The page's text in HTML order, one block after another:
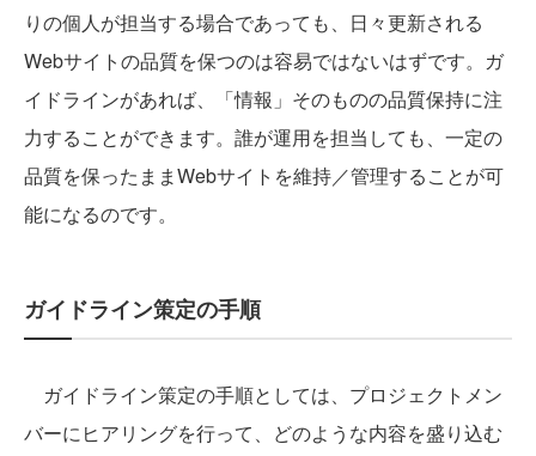
りの個人が担当する場合であっても、日々更新される
Webサイトの品質を保つのは容易ではないはずです。ガ
イドラインがあれば、「情報」そのものの品質保持に注
力することができます。誰が運用を担当しても、一定の
品質を保ったままWebサイトを維持／管理することが可
能になるのです。
ガイドライン策定の手順
ガイドライン策定の手順としては、プロジェクトメン
バーにヒアリングを行って、どのような内容を盛り込む